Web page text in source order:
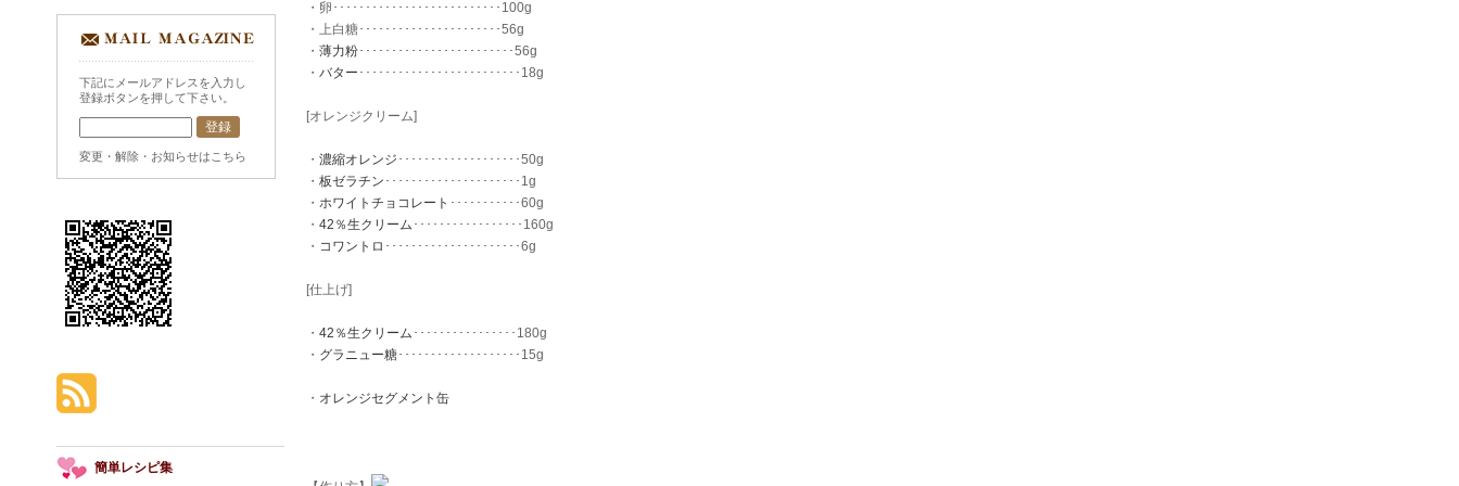
・卵･･････････････････････････100g
・上白糖･･････････････････････56g
・ 薄力粉････････････････････････56g
・ バター ･････････････････････････18g
[オレンジクリーム]
・ 濃縮オレンジ ･･･････････････････50g
・ 板ゼラチン ･････････････････････1g
・ ホワイトチョコレート ･･･････････60g
・ 42％生クリーム ･････････････････160g
・ コワントロ ･････････････････････6g
[仕上げ]
・ 42％生クリーム ････････････････180g
・ グラニュー糖･･･････････････････15g
・ オレンジセグメント缶
下記にメールアドレスを入力し
登録ボタンを押して下さい。
変更・解除・お知らせはこちら
簡単レシピ集